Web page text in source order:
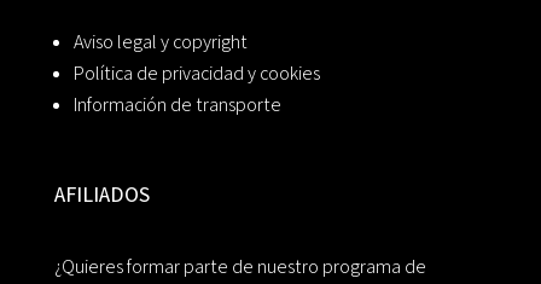
Aviso legal y copyright
Política de privacidad y cookies
Información de transporte
AFILIADOS
¿Quieres formar parte de nuestro programa de